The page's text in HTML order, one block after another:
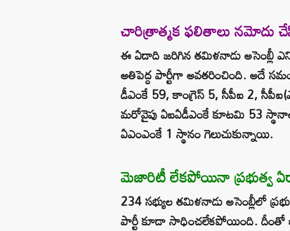
చారిత్రాత్మక ఫలితాలు నమోదు
ఈ ఏడాది జరిగిన తమిళనాడు అసెంబ్లీ
అతిపెద్ద పార్టీగా అవతరించింది. అదే
డీఎంకే 59, కాంగ్రెస్ 5, సీపీఐ 2,
మరోవైపు ఏఐఏడీఎంకే కూటమి 53
ఏఎంఎంకే 1 స్థానం గెలుచుకున్నాయి.
మెజారిటీ లేకపోయినా ప్రభుత్వ
234 సభ్యుల తమిళనాడు అసెంబ్లీలో
పార్టీ కూడా సాధించలేకపోయింది. దీంతో